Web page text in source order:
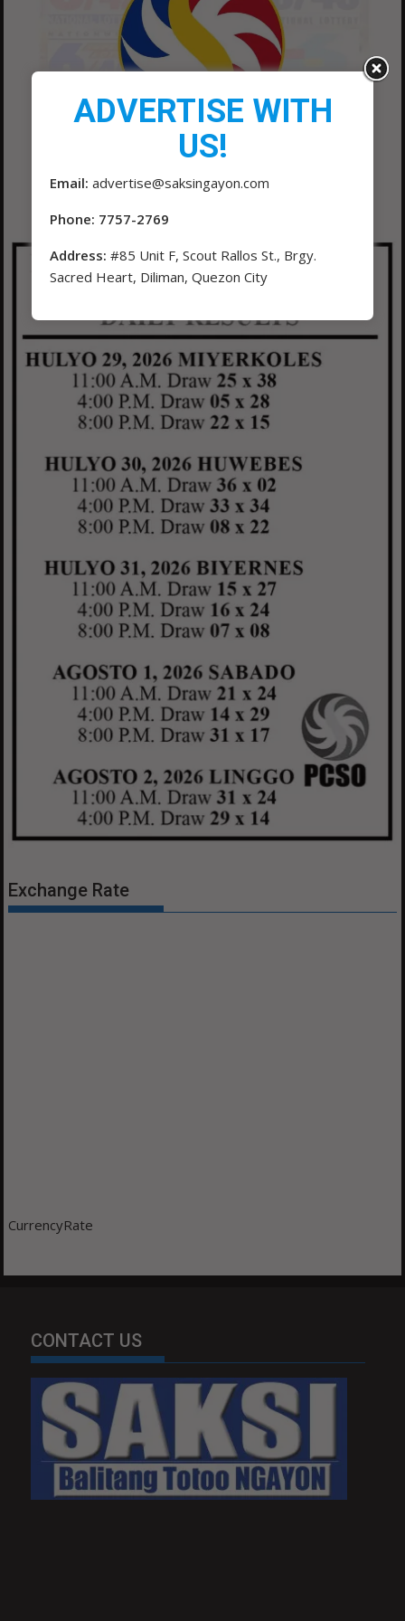
Exchange Rate
CurrencyRate
CONTACT US
ADVERTISE WITH
US!
Email: advertise@saksingayon.com
Phone: 7757-2769
Address: #85 Unit F, Scout Rallos St., Brgy.
Sacred Heart, Diliman, Quezon City